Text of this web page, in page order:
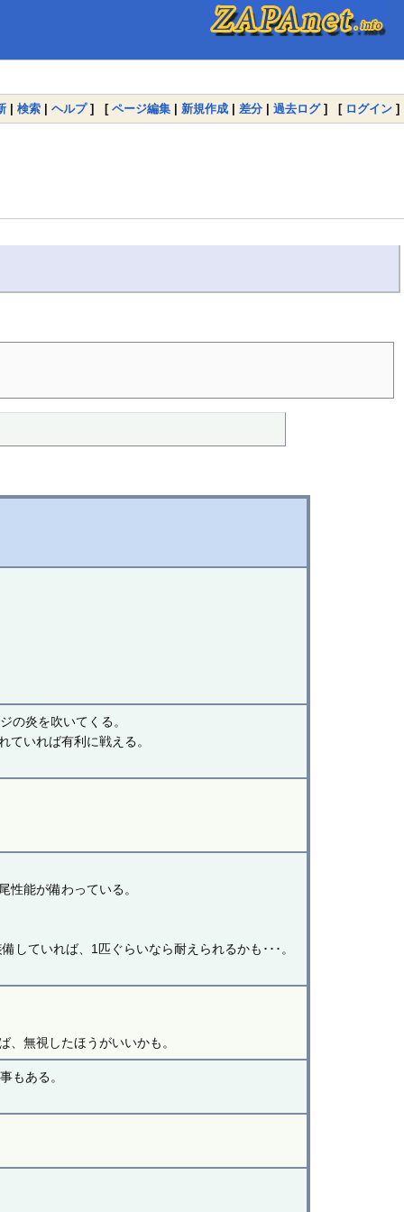
| 検索 | ヘルプ] [ ページ編集 | 新規作成 | 差分 | 過去ログ] [ ログイン ]
の炎を吹いてくる。
ていれば有利に戦える。
性能が備わっている。
していれば、1匹ぐらいなら耐えられるかも･･･。
、無視したほうがいいかも。
もある。